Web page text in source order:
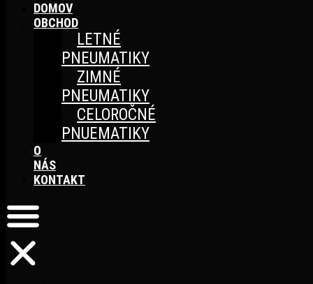
DOMOV
OBCHOD
LETNÉ
PNEUMATIKY
ZIMNÉ
PNEUMATIKY
CELOROČNÉ
PNUEMATIKY
O
NÁS
KONTAKT